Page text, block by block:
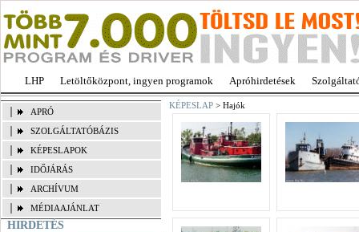
LHP Letöltőközpont, ingyen programok Apróhirdetések
APRÓ
SZOLGÁLTATÓBÁZIS
KÉPESLAPOK
IDŐJÁRÁS
ARCHÍVUM
MÉDIAAJÁNLAT
HIRDETÉS
KÉPESLAP > Hajók